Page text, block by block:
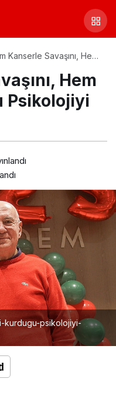
Kanserle Savaşını, Hem
Hem
Psikolojiyi
kurdugu-psikolojiyi-